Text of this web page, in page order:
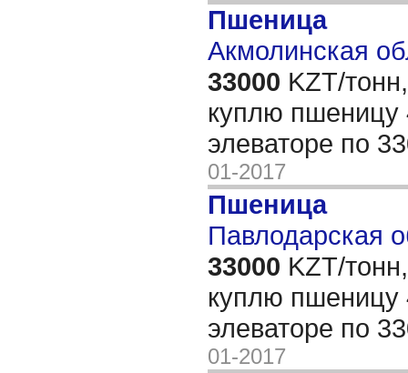
Пшеница
Акмолинская
33000 KZT/тонн,
куплю пшеницу
элеваторе по
01-2017
Пшеница
Павлодарская
33000 KZT/тонн,
куплю пшеницу
элеваторе по
01-2017